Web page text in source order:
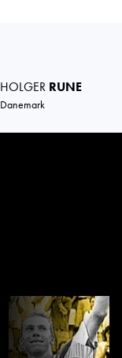
HOLGER RUNE
Danemark